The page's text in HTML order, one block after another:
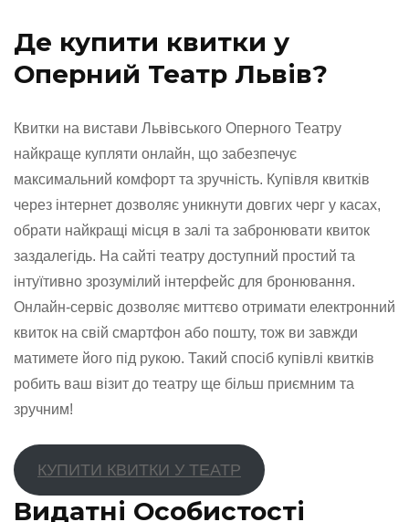
Де купити квитки у
Оперний Театр Львів?
Квитки на вистави Львівського Оперного Театру
найкраще купляти онлайн, що забезпечує
максимальний комфорт та зручність. Купівля квитків
через інтернет дозволяє уникнути довгих черг у касах,
обрати найкращі місця в залі та забронювати квиток
заздалегідь. На сайті театру доступний простий та
інтуїтивно зрозумілий інтерфейс для бронювання.
Онлайн-сервіс дозволяє миттєво отримати електронний
квиток на свій смартфон або пошту, тож ви завжди
матимете його під рукою. Такий спосіб купівлі квитків
робить ваш візит до театру ще більш приємним та
зручним!
КУПИТИ КВИТКИ У ТЕАТР
Видатні Особистості